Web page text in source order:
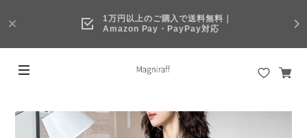
1万円以上のご購入で送料無料｜
Amazon Pay・PayPay対応